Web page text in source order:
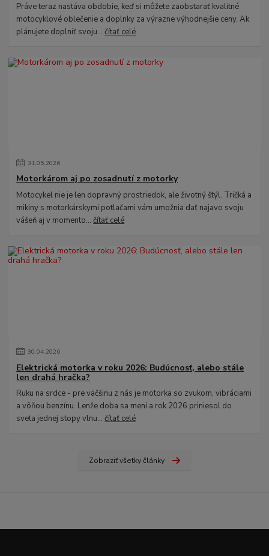
Práve teraz nastáva obdobie, keď si môžete zaobstarať kvalitné
motocyklové oblečenie a doplnky za výrazne výhodnejšie ceny. Ak
plánujete doplniť svoju...čítať celé
31.05.2026
Motorkárom aj po zosadnutí z motorky
Motocykel nie je len dopravný prostriedok, ale životný štýl. Tričká a
mikiny s motorkárskymi potlačami vám umožnia dať najavo svoju
vášeň aj v momento...čítať celé
30.04.2026
Elektrická motorka v roku 2026: Budúcnosť, alebo stále
len drahá hračka?
Ruku na srdce - pre väčšinu z nás je motorka so zvukom, vibráciami
a vôňou benzínu. Lenže doba sa mení a rok 2026 priniesol do
sveta jednej stopy vlnu...čítať celé
Zobraziť všetky články